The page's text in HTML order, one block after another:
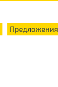
Предложения